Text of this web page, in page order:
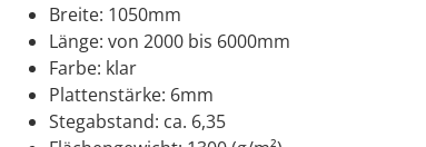
Breite: 1050mm
Länge: von 2000 bis 6000mm
Farbe: klar
Plattenstärke: 6mm
Stegabstand: ca. 6,35